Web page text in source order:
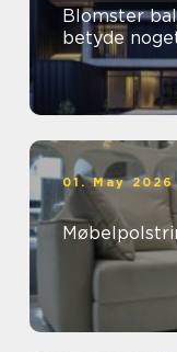
Blomster ballerup når
betyde
01. May 2026